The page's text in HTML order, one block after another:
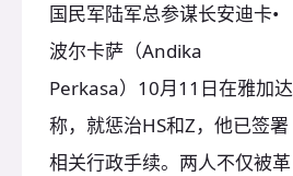
国民军陆军总参谋长安迪卡•
波尔卡萨（Andika
Perkasa）10月11日在雅加达
称，就惩治HS和Z，他已签署
相关行政手续。两人不仅被革